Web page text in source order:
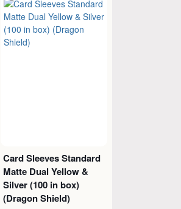
Card Sleeves Standard
Matte Dual Yellow &
Silver (100 in box)
(Dragon Shield)